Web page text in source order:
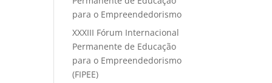
para o Empreendedorismo
XXXIII Fórum Internacional
Permanente de Educação
para o Empreendedorismo
(FIPEE)